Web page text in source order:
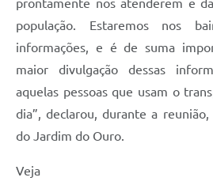
prontamente nos atenderem e
população. Estaremos nos
informações, e é de suma
maior divulgação dessas
aquelas pessoas que usam o
dia”, declarou, durante a
do Jardim do Ouro.
Veja